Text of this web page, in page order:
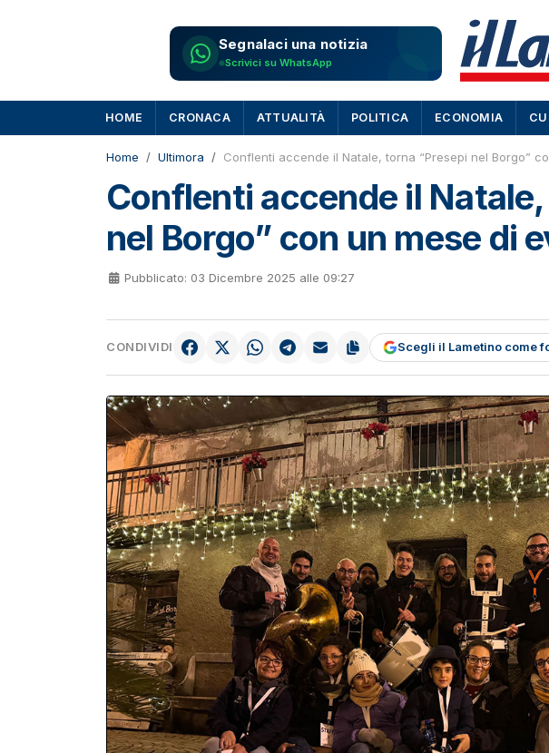
Segnalaci una notizia
Scrivici su WhatsApp
HOME CRONACA ATTUALITÀ POLITICA ECONOMIA
Home Ultimora Conflenti accende il Natale, torna “Presepi nel Borgo”
Conflenti accende il
nel Borgo” con un mese di
Pubblicato: 03 Dicembre 2025 alle 09:27
CONDIVIDI Scegli il Lametino come